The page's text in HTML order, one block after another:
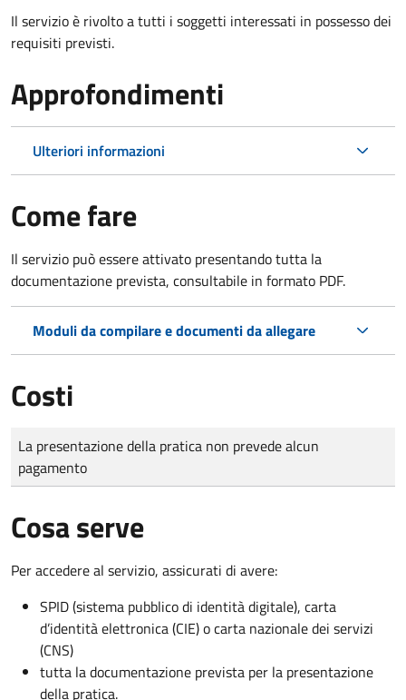
Il servizio è rivolto a tutti i soggetti interessati in possesso dei
requisiti previsti.
Approfondimenti
Ulteriori informazioni
Come fare
Il servizio può essere attivato presentando tutta la
documentazione prevista, consultabile in formato PDF.
Moduli da compilare e documenti da allegare
Costi
Tipo di pagamento
Importo
La presentazione della pratica non prevede alcun
pagamento
Cosa serve
Per accedere al servizio, assicurati di avere:
SPID (sistema pubblico di identità digitale), carta
d’identità elettronica (CIE) o carta nazionale dei servizi
(CNS)
tutta la documentazione prevista per la presentazione
della pratica.